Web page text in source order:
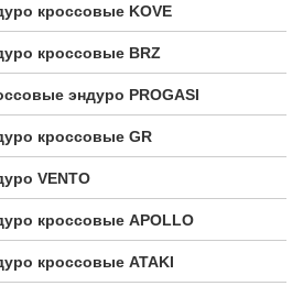
кроссовые KOVE
кроссовые BRZ
эндуро PROGASI
кроссовые GR
VENTO
кроссовые APOLLO
кроссовые ATAKI